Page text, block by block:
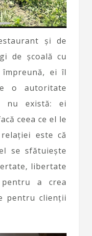
și de
de școală cu
ei îl
o autoritate
nu există: ei
ceea ce el le
este că
se sfătuiește
libertate
a crea
pentru clienții